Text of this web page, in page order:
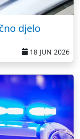
djelo
18 JUN 2026